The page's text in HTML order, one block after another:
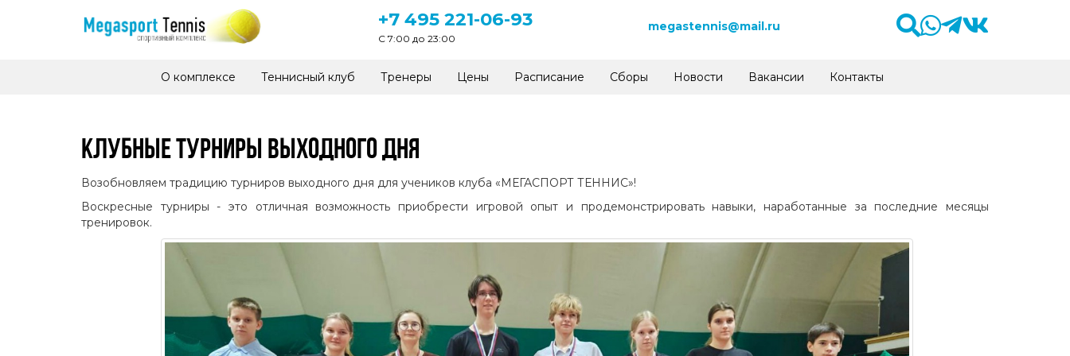
+7 495 221-06-93
C 7:00 до 23:00
megastennis@mail.ru
О комплексе Теннисный клуб Тренеры Цены Расписание Сборы Новости Вакансии Контакты
КЛУБНЫЕ ТУРНИРЫ ВЫХОДНОГО ДНЯ
Возобновляем традицию турниров выходного дня для учеников клуба «МЕГАСПОРТ ТЕННИС»!
Воскресные турниры - это отличная возможность приобрести игровой опыт и продемонстрировать навыки, наработанные за последние месяцы
тренировок.